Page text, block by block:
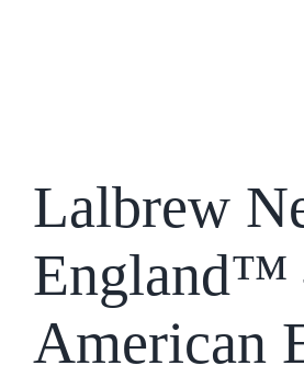
Lalbrew
England™
American